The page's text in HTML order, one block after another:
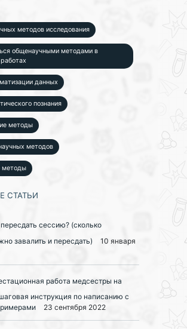
методов исследования
общенаучными методами в
данных
познания
методы
методов
методы
СТАТЬИ
сессию? (сколько
завалить и пересдать)
10 января
работа медсестры на
инструкция по написанию с
23 сентября 2022